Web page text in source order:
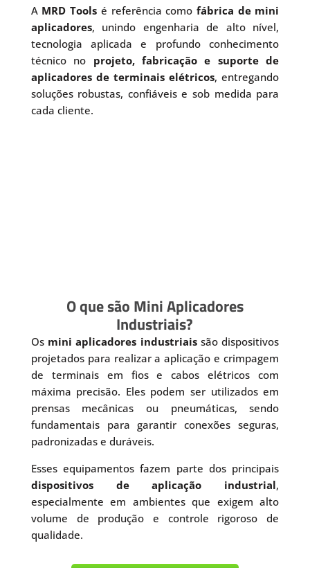
A MRD Tools é referência como fábrica de mini
aplicadores, unindo engenharia de alto nível,
tecnologia aplicada e profundo conhecimento
técnico no projeto, fabricação e suporte de
aplicadores de terminais elétricos, entregando
soluções robustas, confiáveis e sob medida para
cada cliente.
O que são Mini Aplicadores
Industriais?
Os mini aplicadores industriaissão dispositivos
projetados para realizar a aplicação e crimpagem
de terminais em fios e cabos elétricos com
máxima precisão. Eles podem ser utilizados em
prensas mecânicas ou pneumáticas, sendo
fundamentais para garantir conexões seguras,
padronizadas e duráveis.
Esses equipamentos fazem parte dos principais
dispositivos de aplicação industrial,
especialmente em ambientes que exigem alto
volume de produção e controle rigoroso de
qualidade.